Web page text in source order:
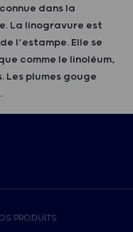
dans la
La linogravure est
l’estampe. Elle se
comme le linoléum,
Les plumes gouge
PRODUITS